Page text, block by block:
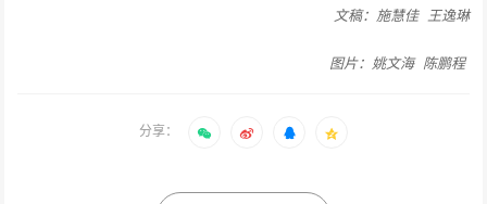
文稿：施慧佳 王逸琳
图片：姚文海 陈鹏程
分享：